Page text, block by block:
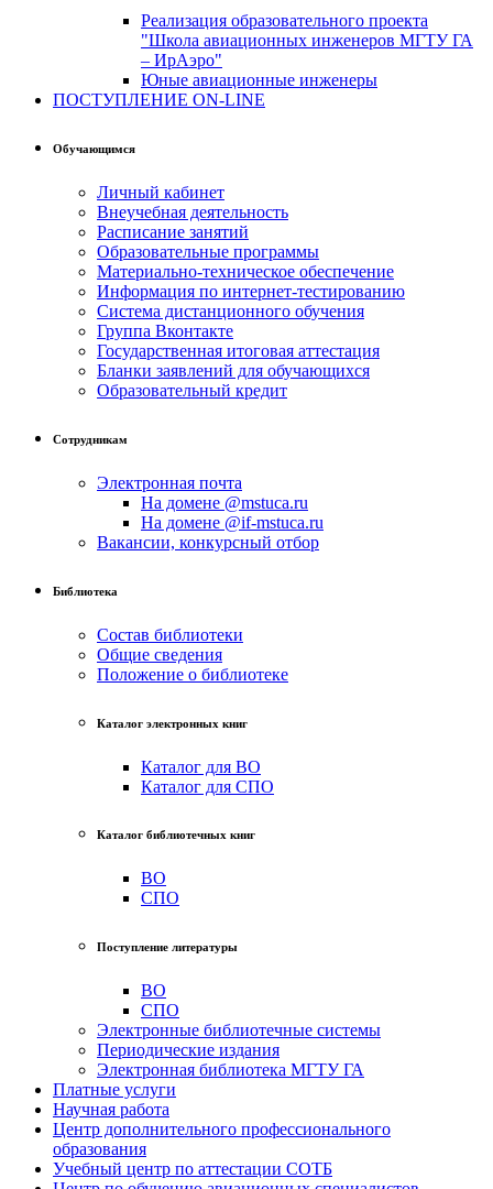
Реализация образовательного проекта
"Школа авиационных инженеров МГТУ ГА
– ИрАэро"
Юные авиационные инженеры
ПОСТУПЛЕНИЕ ON-LINE
Обучающимся
Личный кабинет
Внеучебная деятельность
Расписание занятий
Образовательные программы
Материально-техническое обеспечение
Информация по интернет-тестированию
Система дистанционного обучения
Группа Вконтакте
Государственная итоговая аттестация
Бланки заявлений для обучающихся
Образовательный кредит
Сотрудникам
Электронная почта
На домене @mstuca.ru
На домене @if-mstuca.ru
Вакансии, конкурсный отбор
Библиотека
Состав библиотеки
Общие сведения
Положение о библиотеке
Каталог электронных книг
Каталог для ВО
Каталог для СПО
Каталог библиотечных книг
ВО
СПО
Поступление литературы
ВО
СПО
Электронные библиотечные системы
Периодические издания
Электронная библиотека МГТУ ГА
Платные услуги
Научная работа
Центр дополнительного профессионального
образования
Учебный центр по аттестации СОТБ